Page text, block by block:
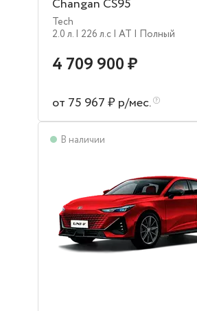
Changan CS95
Tech
2.0 л. | 226 л.c | AT | Полный
4 709 900 ₽
от 75 967 ₽ р/мес.
В наличии